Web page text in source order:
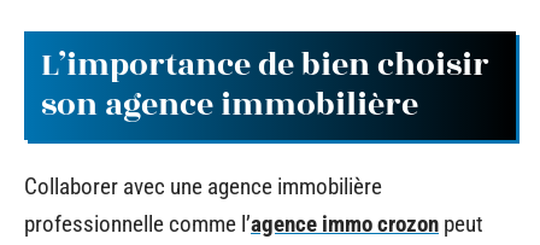
L’importance de bien choisir
son agence immobilière
Collaborer avec une agence immobilière
professionnelle comme l’agence immo crozon peut